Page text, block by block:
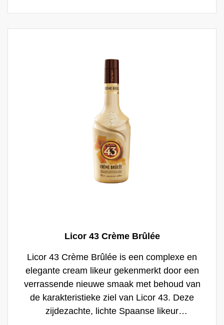
zachte smaak van Licor 43 Original geven
Licor 43 Chocolate Delight een
variëren, bijvoorbeeld in een verrassende
cocktail.
Licor 43 Crème Brûlée
Licor 43 Crème Brûlée is een complexe en
elegante cream likeur gekenmerkt door een
verrassende nieuwe smaak met behoud van
de karakteristieke ziel van Licor 43. Deze
zijdezachte, lichte Spaanse likeur